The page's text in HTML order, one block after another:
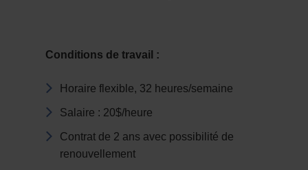
Conditions de travail :
Horaire flexible, 32 heures/semaine
Salaire : 20$/heure
Contrat de 2 ans avec possibilité de
renouvellement